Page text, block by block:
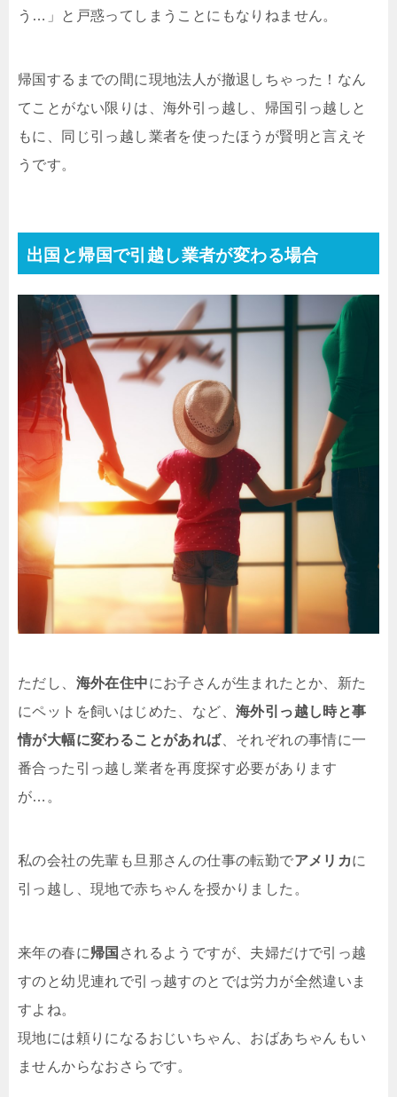
う…」と戸惑ってしまうことにもなりねません。
帰国するまでの間に現地法人が撤退しちゃった！なん
てことがない限りは、海外引っ越し、帰国引っ越しと
もに、同じ引っ越し業者を使ったほうが賢明と言えそ
うです。
出国と帰国で引越し業者が変わる場合
ただし、 海外在住中にお子さんが生まれたとか、新た
にペットを飼いはじめた、など、 海外引っ越し時と事
情が大幅に変わることがあれば、それぞれの事情に一
番合った引っ越し業者を再度探す必要があります
が…。
私の会社の先輩も旦那さんの仕事の転勤でアメリカに
引っ越し、現地で赤ちゃんを授かりました。
来年の春に帰国 されるようですが、夫婦だけで引っ越
すのと幼児連れで引っ越すのとでは労力が全然違いま
すよね。
現地には頼りになるおじいちゃん、おばあちゃんもい
ませんからなおさらです。